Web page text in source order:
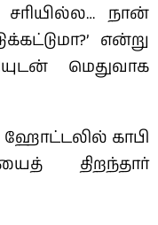
நான்
என்று
மெதுவாக
காபி
திறந்தார்